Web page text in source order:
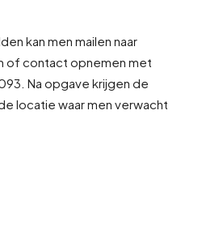
kan men mailen naar
of contact opnemen met
Na opgave krijgen de
locatie waar men verwacht